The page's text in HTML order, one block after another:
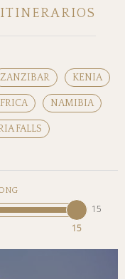
ZANZIBAR KENIA
NAMIBIA
FALLS
15
15